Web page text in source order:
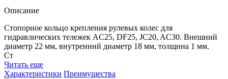
Описание
Стопорное кольцо крепления рулевых колес для
гидравлических тележек AC25, DF25, JC20, AC30. Внешний
диаметр 22 мм, внутренний диаметр 18 мм, толщина 1 мм.
Ст
Читать еще
Характеристики Преимущества